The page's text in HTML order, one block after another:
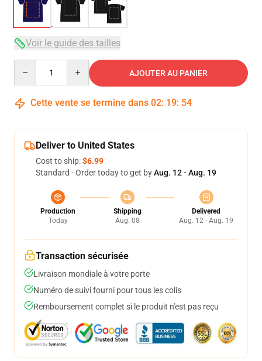
Voir le guide des tailles
AJOUTER AU PANIER
Cette vente se termine dans 02: 19: 54
Deliver to United States
Cost to ship:$6.99
Standard - Order today to get byAug. 12 - Aug. 19
Production
Today
Shipping
Aug. 08
Delivered
Aug. 12 - Aug. 19
Transaction sécurisée
Livraison mondiale à votre porte
Numéro de suivi fourni pour tous les colis
Remboursement complet si le produit n'est pas reçu